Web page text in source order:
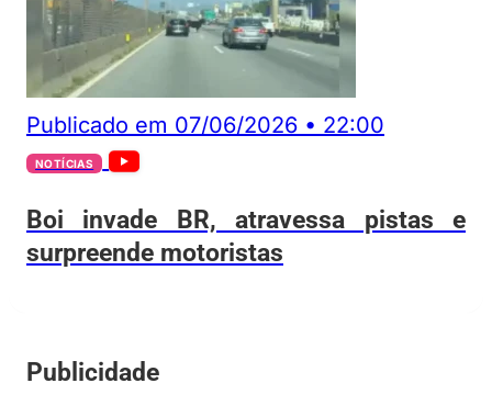
Publicado em 07/06/2026 • 22:00
NOTÍCIAS
Boi invade BR, atravessa pistas e
surpreende motoristas
Publicidade